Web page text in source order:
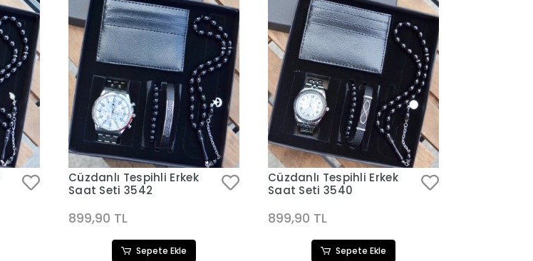
Cüzdanlı Tespihli Erkek
Saat Seti 3542
899,90 TL
Sepete Ekle
Cüzdanlı Tespihli Erkek
Saat Seti 3540
899,90 TL
Sepete Ekle